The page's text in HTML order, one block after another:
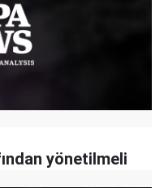
yönetilmeli